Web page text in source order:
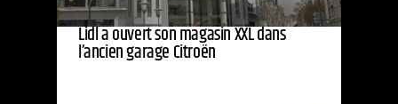
Lidl a ouvert son magasin XXL dans
l’ancien garage Citroën